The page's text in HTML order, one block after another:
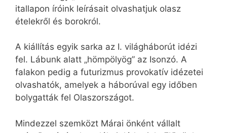
itallapon íróink leírásait olvashatjuk olasz
ételekről és borokról.
A kiállítás egyik sarka az I. világháborút idézi
fel. Lábunk alatt „hömpölyög” az Isonzó. A
falakon pedig a futurizmus provokatív idézetei
olvashatók, amelyek a háborúval egy időben
bolygatták fel Olaszországot.
Mindezzel szemközt Márai önként vállalt